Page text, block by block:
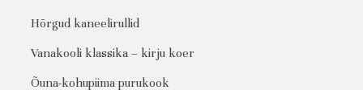
Hõrgud kaneelirullid
Vanakooli klassika – kirju koer
Õuna-kohupiima purukook